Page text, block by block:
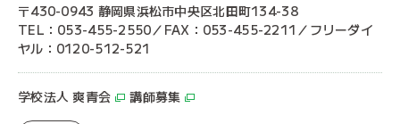
〒430-0943 静岡県浜松市中央区北田町134-38
TEL：053-455-2550／FAX：053-455-2211／フリーダイ
ヤル：0120-512-521
学校法人 爽青会 講師募集